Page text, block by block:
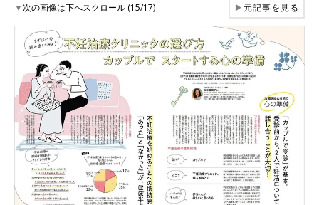
▼次の画像は下へスクロール (15/17) ▶元記事を見る